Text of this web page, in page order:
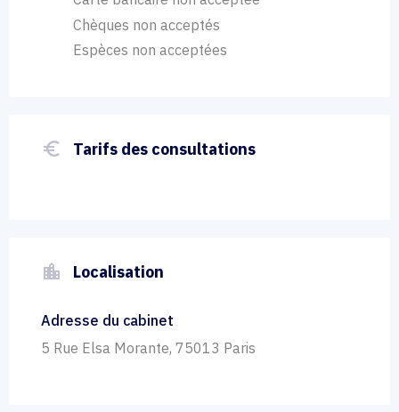
Chèques non acceptés
Espèces non acceptées
euro_symbol Tarifs des consultations
location_city Localisation
Adresse du cabinet
5 Rue Elsa Morante, 75013 Paris